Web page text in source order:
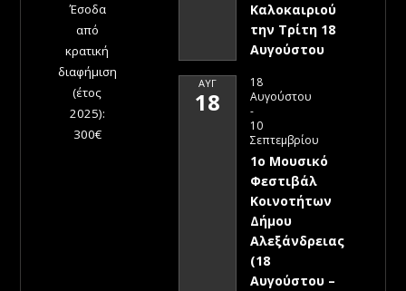
Έσοδα
από
κρατική
διαφήμιση
(έτος
2025):
300€
Καλοκαιριού
την Τρίτη 18
Αυγούστου
ΑΥΓ
18
18
Αυγούστου
-
10
Σεπτεμβρίου
1ο Μουσικό
Φεστιβάλ
Κοινοτήτων
Δήμου
Αλεξάνδρειας
(18
Αυγούστου –